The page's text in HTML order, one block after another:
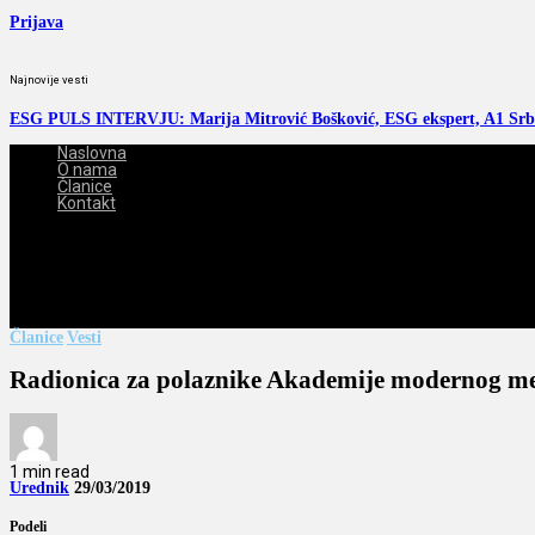
Prijava
Najnovije vesti
ESG PULS INTERVJU: Marija Mitrović Bošković, ESG ekspert, A1
Naslovna
O nama
Članice
Kontakt
Članice Vesti
Radionica za polaznike Akademije modernog
1 min read
Urednik 29/03/2019
Podeli